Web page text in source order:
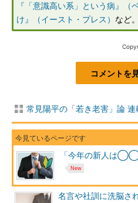
『「意識高い系」という病』（
け』（イースト・プレス） など。
コメントを
常見陽平の「若き老害」論 連
「今年の新人は◯◯
名言や社訓に洗脳さ